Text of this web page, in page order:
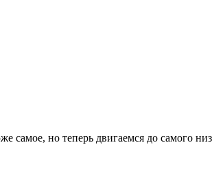
самое, но теперь двигаемся до самого